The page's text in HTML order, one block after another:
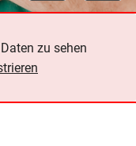
zu sehen